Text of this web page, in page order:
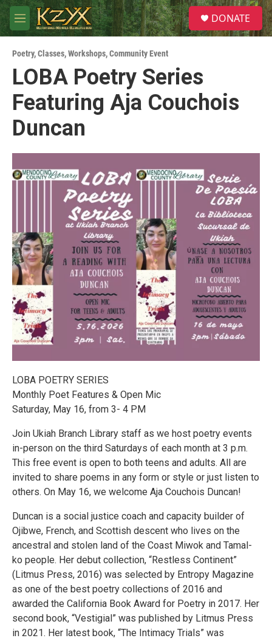
Skip to main content
M
e
u
S
e
a
DONATE
Poetry,Classes, Workshops,Community Event
LOBA Poetry Series
Featuring Aja Couchois
Duncan
LOBA POETRY SERIES
Monthly Poet Features & Open Mic
Saturday, May 16, from 3- 4 PM
Join Ukiah Branch Library staff as we host poetry events
in-person on the third Saturdays of each month at 3 p.m.
This free event is open to both teens and adults. All are
invited to share poems in any form or style or just listen to
others. On May 16, we welcome Aja Couchois Duncan!
Duncan is a social justice coach and capacity builder of
Ojibwe, French, and Scottish descent who lives on the
ancestral and stolen land of the Coast Miwok and Tamal-
ko people. Her debut collection, “Restless Continent”
(Litmus Press, 2016) was selected by Entropy Magazine
as one of the best poetry collections of 2016 and
awarded the California Book Award for Poetry in 2017. Her
second book, “Vestigial” was published by Litmus Press
in 2021. Her latest book, “The Intimacy Trials” was